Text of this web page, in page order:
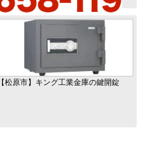
【松原市】キング工業金庫の鍵開錠